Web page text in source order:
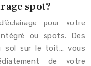
spot?
pour votre
ou spots. Des
sol sur le toit… vous
de votre